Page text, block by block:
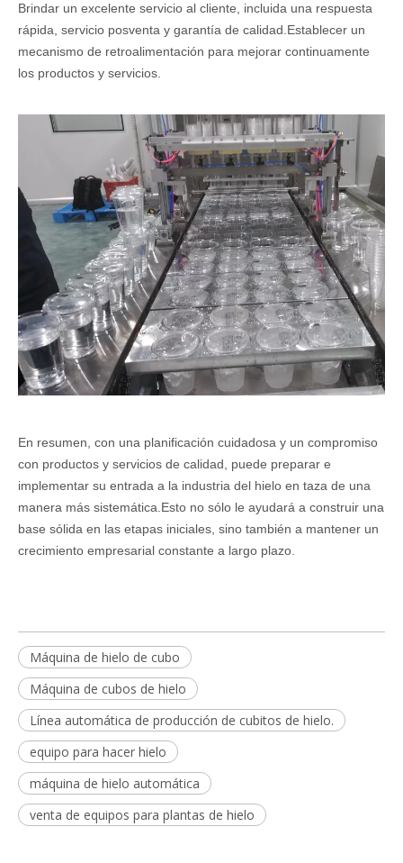
Brindar un excelente servicio al cliente, incluida una respuesta
rápida, servicio posventa y garantía de calidad.Establecer un
mecanismo de retroalimentación para mejorar continuamente
los productos y servicios.
En resumen, con una planificación cuidadosa y un compromiso
con productos y servicios de calidad, puede preparar e
implementar su entrada a la industria del hielo en taza de una
manera más sistemática.Esto no sólo le ayudará a construir una
base sólida en las etapas iniciales, sino también a mantener un
crecimiento empresarial constante a largo plazo.
Máquina de hielo de cubo
Máquina de cubos de hielo
Línea automática de producción de cubitos de hielo.
equipo para hacer hielo
máquina de hielo automática
venta de equipos para plantas de hielo